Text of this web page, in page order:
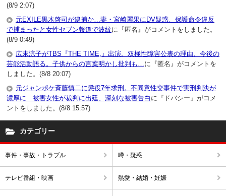
(8/9 2:07)
元EXILE黒木啓司が逮捕か…妻・宮崎麗果にDV疑惑、保護命令違反
で捕まったと女性セブン報道で波紋に『匿名』がコメントをしました。
(8/9 0:49)
広末涼子がTBS『THE TIME,』出演。双極性障害公表の理由、今後の
芸能活動語る。子供からの言葉明かし批判も…に『匿名』がコメントを
しました。(8/8 20:07)
元ジャンポケ斉藤慎二に懲役7年求刑。不同意性交事件で実刑判決が
濃厚に…被害女性が裁判に出廷、深刻な被害告白 に『ドバシー』がコメ
ントをしました。(8/8 15:57)
カテゴリー
事件・事故・トラブル 噂・疑惑
テレビ番組・映画 熱愛・結婚・妊娠